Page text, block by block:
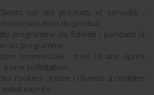
sur les produits et services :
du produit ;
programme de fidélité : pendant la
au programme ;
commerciale : trois (3) ans après
une sollicitation ;
cookies : treize (13) mois à compter
exprès.